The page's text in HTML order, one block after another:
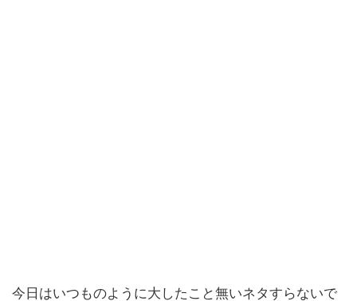
今日はいつものように大したこと無いネタすらないで